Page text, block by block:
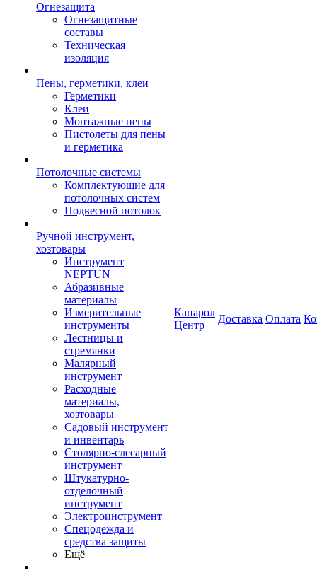
Огнезащита
Огнезащитные
составы
Техническая
изоляция
Пены, герметики, клеи
Герметики
Клеи
Монтажные пены
Пистолеты для пены
и герметика
Потолочные системы
Комплектующие для
потолочных систем
Подвесной потолок
Ручной инструмент,
хозтовары
Инструмент
NEPTUN
Абразивные
материалы
Измерительные
инструменты
Лестницы и
стремянки
Малярный
инструмент
Расходные
материалы,
хозтовары
Садовый инструмент
и инвентарь
Столярно-слесарный
инструмент
Штукатурно-
отделочный
инструмент
Электроинструмент
Спецодежда и
средства защиты
Ещё
Капарол
Центр
Доставка Оплата